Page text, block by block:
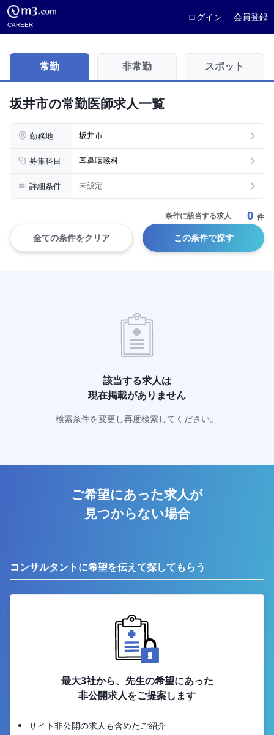
CAREER
ログイン 会員登録
常勤 非常勤 スポット
坂井市の常勤医師求人一覧
勤務地 坂井市
募集科目 耳鼻咽喉科
詳細条件 未設定
条件に該当する求人 0 件
全ての条件をクリア この条件で探す
該当する求人は
現在掲載がありません
検索条件を変更し再度検索してください。
ご希望にあった求人が
見つからない場合
コンサルタントに希望を伝えて探してもらう
最大3社から、先生の希望にあった
非公開求人をご提案します
サイト非公開の求人も含めたご紹介